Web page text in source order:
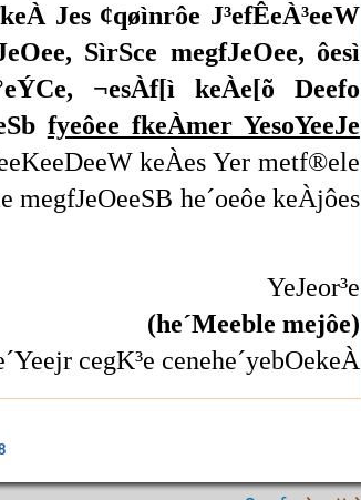
Jes ¢qøìnrôe J³efÊeÀ³eeW
SìrSce megfJeOee, ôesì
¬esÀf[ì keÀe[õ Deefo
fyeôee fkeÀmer YesoYeeJe
keÀes Yer metf®ele
he´oeôe keÀjôes
YeJeor³e
(he´Meeble mejôe)
cegK³e cenehe´yebOekeÀ